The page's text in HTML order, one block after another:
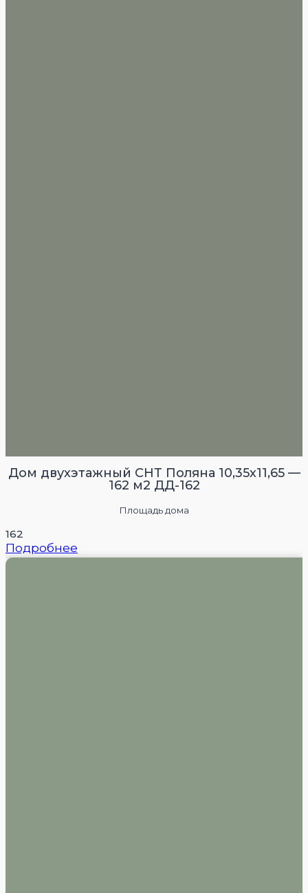
Дом двухэтажный СНТ Поляна 10,35х11,65 —
162 м2 ДД-162
Площадь дома
162
Подробнее